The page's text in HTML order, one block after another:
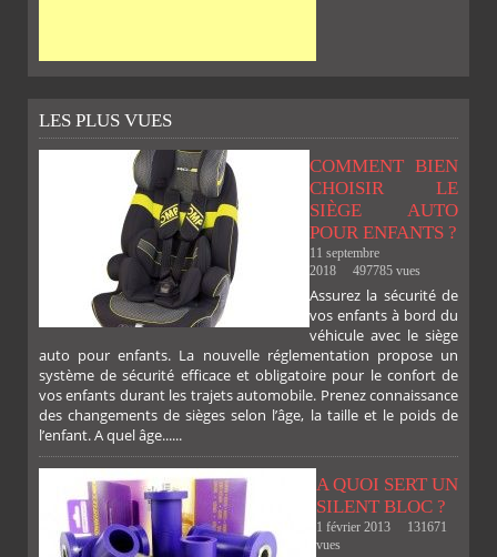
LES PLUS VUES
COMMENT BIEN
CHOISIR LE
SIÈGE AUTO
POUR ENFANTS ?
11 septembre
2018
497785 vues
Assurez la sécurité de
vos enfants à bord du
véhicule avec le siège
auto pour enfants. La nouvelle réglementation propose un
système de sécurité efficace et obligatoire pour le confort de
vos enfants durant les trajets automobile. Prenez connaissance
des changements de sièges selon l’âge, la taille et le poids de
l’enfant. A quel âge......
A QUOI SERT UN
SILENT BLOC ?
1 février 2013
131671
vues